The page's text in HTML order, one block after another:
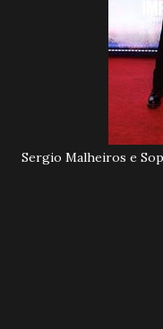
Sergio Malheiros e